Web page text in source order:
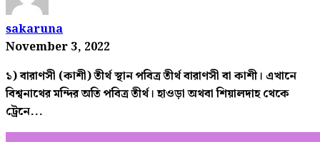
sakaruna
November 3, 2022
১) বারাণসী (কাশী) তীর্থ স্থান পবিত্র তীর্থ বারাণসী বা কাশী। এখানে
বিশ্বনাথের মন্দির অতি পবিত্র তীর্থ। হাওড়া অথবা শিয়ালদাহ থেকে
ট্রেনে...